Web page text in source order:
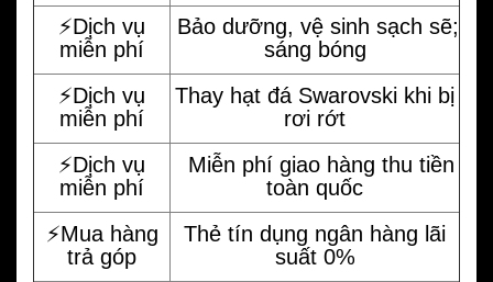
⚡️Dịch vụ
miễn phí
Bảo dưỡng, vệ sinh sạch sẽ;
sáng bóng
⚡️Dịch vụ
miễn phí
Thay hạt đá Swarovski khi bị
rơi rớt
⚡️Dịch vụ
miễn phí
Miễn phí giao hàng thu tiền
toàn quốc
⚡️Mua hàng
trả góp
Thẻ tín dụng ngân hàng lãi
suất 0%